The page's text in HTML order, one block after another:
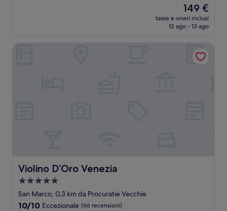
Il
prezzo
attuale
149 €
149 €
tasse e oneri inclusi
12 ago - 13 ago
Violino D’Oro Venezia
Violino D’Oro Venezia
Struttura
a
5.0
San Marco, 0,3 km da Procuratie Vecchie
10.0
10/10 Eccezionale (66 recensioni)